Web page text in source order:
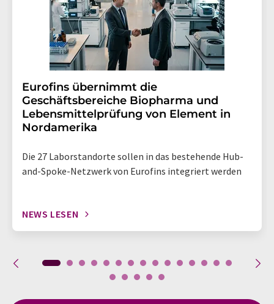
Eurofins übernimmt die
Geschäftsbereiche Biopharma und
Lebensmittelprüfung von Element in
Nordamerika
Die 27 Laborstandorte sollen in das bestehende Hub-
and-Spoke-Netzwerk von Eurofins integriert werden
NEWS LESEN